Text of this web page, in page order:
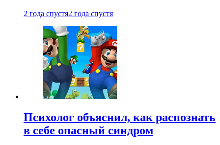
2 года спустя2 года спустя
Психолог объяснил, как распознать
в себе опасный синдром